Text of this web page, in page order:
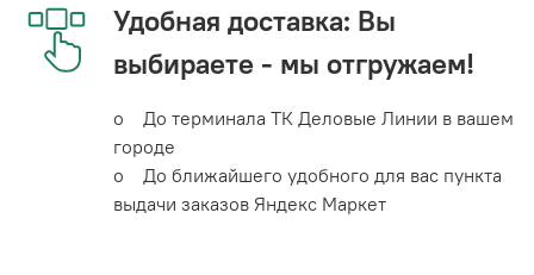
Удобная доставка: Вы
выбираете - мы отгружаем!
o До терминала ТК Деловые Линии в вашем
городе
o До ближайшего удобного для вас пункта
выдачи заказов Яндекс Маркет